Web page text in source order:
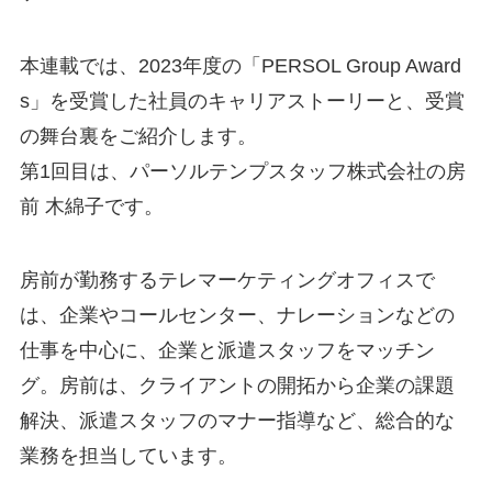
本連載では、2023年度の「PERSOL Group Award
s」を受賞した社員のキャリアストーリーと、受賞
の舞台裏をご紹介します。
第1回目は、パーソルテンプスタッフ株式会社の房
前 木綿子です。
房前が勤務するテレマーケティングオフィスで
は、企業やコールセンター、ナレーションなどの
仕事を中心に、企業と派遣スタッフをマッチン
グ。房前は、クライアントの開拓から企業の課題
解決、派遣スタッフのマナー指導など、総合的な
業務を担当しています。